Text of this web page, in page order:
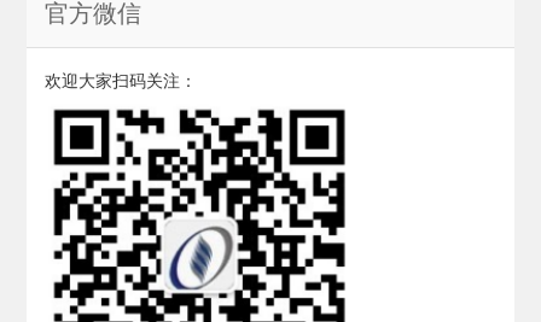
官方微信
欢迎大家扫码关注：